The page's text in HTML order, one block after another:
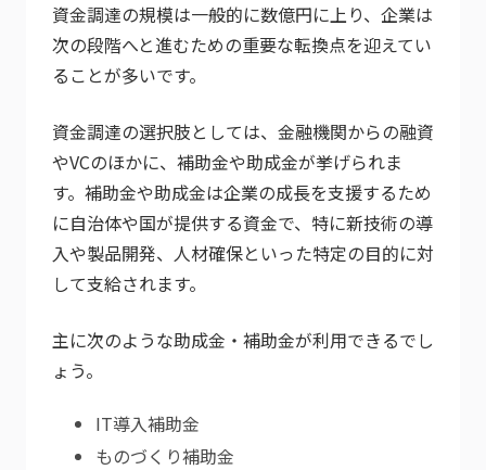
資金調達の規模は一般的に数億円に上り、企業は
次の段階へと進むための重要な転換点を迎えてい
ることが多いです。
資金調達の選択肢としては、金融機関からの融資
やVCのほかに、補助金や助成金が挙げられま
す。補助金や助成金は企業の成長を支援するため
に自治体や国が提供する資金で、特に新技術の導
入や製品開発、人材確保といった特定の目的に対
して支給されます。
主に次のような助成金・補助金が利用できるでし
ょう。
IT導入補助金
ものづくり補助金